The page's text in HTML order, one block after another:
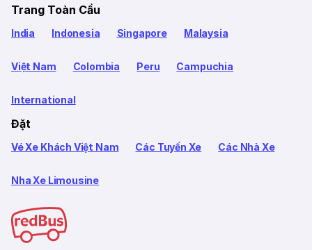
Trang Toàn Cầu
India Indonesia Singapore Malaysia
Việt Nam Colombia Peru Campuchia
International
Đặt
Vé Xe Khách Việt Nam Các Tuyến Xe Các Nhà Xe
Nha Xe Limousine